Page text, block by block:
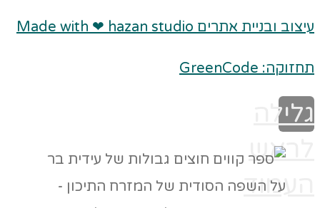
עיצוב ובניית אתרים Made with ❤ hazan studio
תחזוקה: GreenCode
גלילה
לראש
העמוד